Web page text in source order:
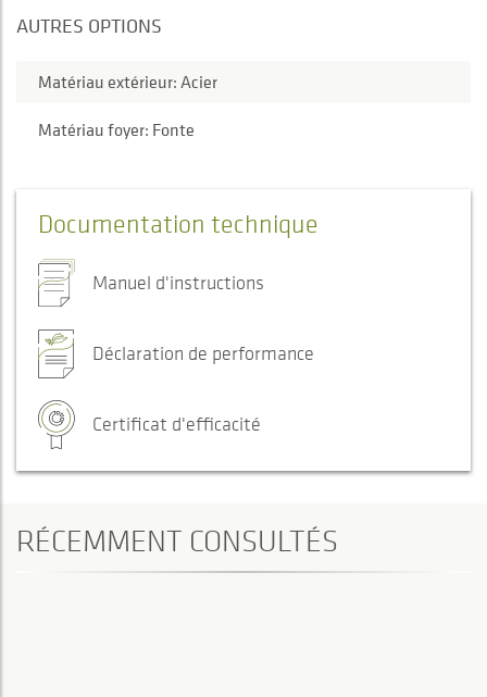
AUTRES OPTIONS
Matériau extérieur: Acier
Matériau foyer: Fonte
Documentation technique
Manuel d'instructions
Déclaration de performance
Certificat d'efficacité
RÉCEMMENT CONSULTÉS